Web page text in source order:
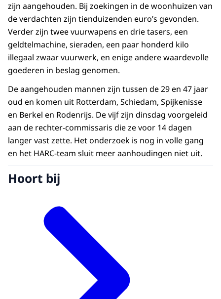
zijn aangehouden. Bij zoekingen in de woonhuizen van
de verdachten zijn tienduizenden euro’s gevonden.
Verder zijn twee vuurwapens en drie tasers, een
geldtelmachine, sieraden, een paar honderd kilo
illegaal zwaar vuurwerk, en enige andere waardevolle
goederen in beslag genomen.
De aangehouden mannen zijn tussen de 29 en 47 jaar
oud en komen uit Rotterdam, Schiedam, Spijkenisse
en Berkel en Rodenrijs. De vijf zijn dinsdag voorgeleid
aan de rechter-commissaris die ze voor 14 dagen
langer vast zette. Het onderzoek is nog in volle gang
en het HARC-team sluit meer aanhoudingen niet uit.
Hoort bij